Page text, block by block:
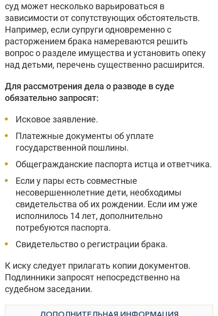
суд может несколько варьироваться в
зависимости от сопутствующих обстоятельств.
Например, если супруги одновременно с
расторжением брака намереваются решить
вопрос о разделе имущества и установить опеку
над детьми, перечень существенно расширится.
Для рассмотрения дела о разводе в суде
обязательно запросят:
Исковое заявление.
Платежные документы об уплате
государственной пошлины.
Общегражданские паспорта истца и ответчика.
Если у пары есть совместные
несовершеннолетние дети, необходимы
свидетельства об их рождении. Если им уже
исполнилось 14 лет, дополнительно
потребуются паспорта.
Свидетельство о регистрации брака.
К иску следует прилагать копии документов.
Подлинники запросят непосредственно на
судебном заседании.
ДОПОЛНИТЕЛЬНАЯ ИНФОРМАЦИЯ